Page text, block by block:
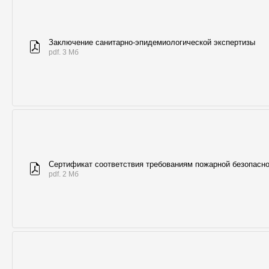
Заключение санитарно-эпидемиологической экспертизы
pdf. 3 Мб
Сертификат соответствия требованиям пожарной
pdf. 2 Мб